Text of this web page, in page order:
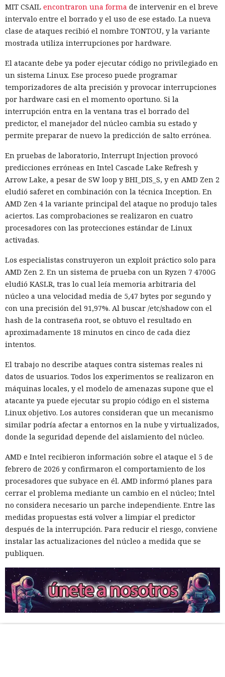
MIT CSAIL encontraron una forma de intervenir en el breve
intervalo entre el borrado y el uso de ese estado. La nueva
clase de ataques recibió el nombre TONTOU, y la variante
mostrada utiliza interrupciones por hardware.
El atacante debe ya poder ejecutar código no privilegiado en
un sistema Linux. Ese proceso puede programar
temporizadores de alta precisión y provocar interrupciones
por hardware casi en el momento oportuno. Si la
interrupción entra en la ventana tras el borrado del
predictor, el manejador del núcleo cambia su estado y
permite preparar de nuevo la predicción de salto errónea.
En pruebas de laboratorio, Interrupt Injection provocó
predicciones erróneas en Intel Cascade Lake Refresh y
Arrow Lake, a pesar de SW loop y BHI_DIS_S, y en AMD Zen 2
eludió saferet en combinación con la técnica Inception. En
AMD Zen 4 la variante principal del ataque no produjo tales
aciertos. Las comprobaciones se realizaron en cuatro
procesadores con las protecciones estándar de Linux
activadas.
Los especialistas construyeron un exploit práctico solo para
AMD Zen 2. En un sistema de prueba con un Ryzen 7 4700G
eludió KASLR, tras lo cual leía memoria arbitraria del
núcleo a una velocidad media de 5,47 bytes por segundo y
con una precisión del 91,97%. Al buscar /etc/shadow con el
hash de la contraseña root, se obtuvo el resultado en
aproximadamente 18 minutos en cinco de cada diez
intentos.
El trabajo no describe ataques contra sistemas reales ni
datos de usuarios. Todos los experimentos se realizaron en
máquinas locales, y el modelo de amenazas supone que el
atacante ya puede ejecutar su propio código en el sistema
Linux objetivo. Los autores consideran que un mecanismo
similar podría afectar a entornos en la nube y virtualizados,
donde la seguridad depende del aislamiento del núcleo.
AMD e Intel recibieron información sobre el ataque el 5 de
febrero de 2026 y confirmaron el comportamiento de los
procesadores que subyace en él. AMD informó planes para
cerrar el problema mediante un cambio en el núcleo; Intel
no considera necesario un parche independiente. Entre las
medidas propuestas está volver a limpiar el predictor
después de la interrupción. Para reducir el riesgo, conviene
instalar las actualizaciones del núcleo a medida que se
publiquen.